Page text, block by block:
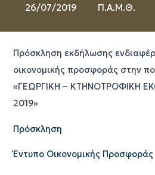
26/07/2019 Π.Α.Μ.Θ.
Πρόσκληση εκδήλωσης
οικονομικής προσφοράς στην
«ΓΕΩΡΓΙΚΗ – ΚΤΗΝΟΤΡΟΦΙΚΗ
2019»
Πρόσκληση
Έντυπο Οικονομικής Προσφοράς